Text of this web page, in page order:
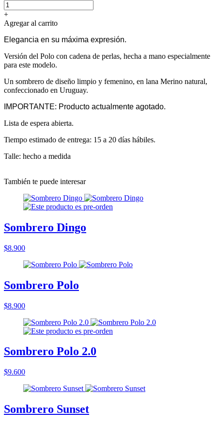
+
Agregar al carrito
Elegancia en su máxima expresión.
Versión del Polo con cadena de perlas, hecha a mano especialmente
para este modelo.
Un sombrero de diseño limpio y femenino, en lana Merino natural,
confeccionado en Uruguay.
IMPORTANTE: Producto actualmente agotado.
Lista de espera abierta.
Tiempo estimado de entrega: 15 a 20 días hábiles.
Talle: hecho a medida
También te puede interesar
Sombrero Dingo
$8.900
Sombrero Polo
$8.900
Sombrero Polo 2.0
$9.600
Sombrero Sunset